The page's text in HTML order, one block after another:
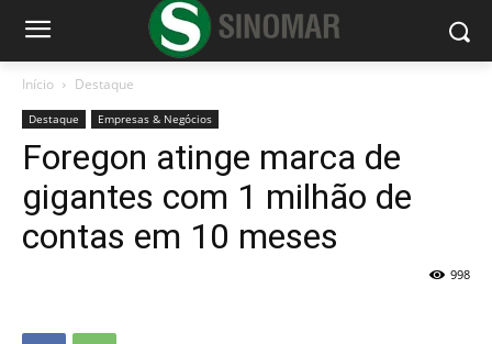
Início Destaque
Destaque Empresas & Negócios
Foregon atinge marca de
gigantes com 1 milhão de
contas em 10 meses
998